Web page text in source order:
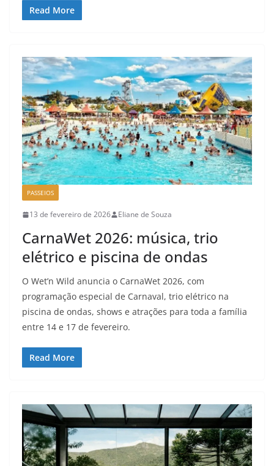
Read More
PASSEIOS
13 de fevereiro de 2026 Eliane de Souza
CarnaWet 2026: música, trio
elétrico e piscina de ondas
O Wet’n Wild anuncia o CarnaWet 2026, com
programação especial de Carnaval, trio elétrico na
piscina de ondas, shows e atrações para toda a família
entre 14 e 17 de fevereiro.
Read More